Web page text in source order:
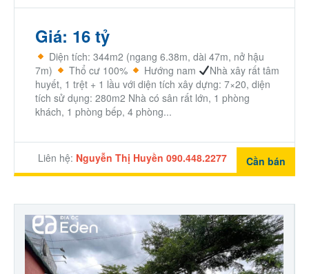
Giá: 16 tỷ
Diện tích: 344m2 (ngang 6.38m, dài 47m, nở hậu
7m)
Thổ cư 100% Hướng nam
Nhà xây rất tâm
huyết, 1 trệt + 1 lầu với diện tích xây dựng: 7×20, diện
tích sử dụng: 280m2 Nhà có sân rất lớn, 1 phòng
khách, 1 phòng bếp, 4 phòng...
Liên hệ: Nguyễn Thị Huyền 090.448.2277 Cần bán